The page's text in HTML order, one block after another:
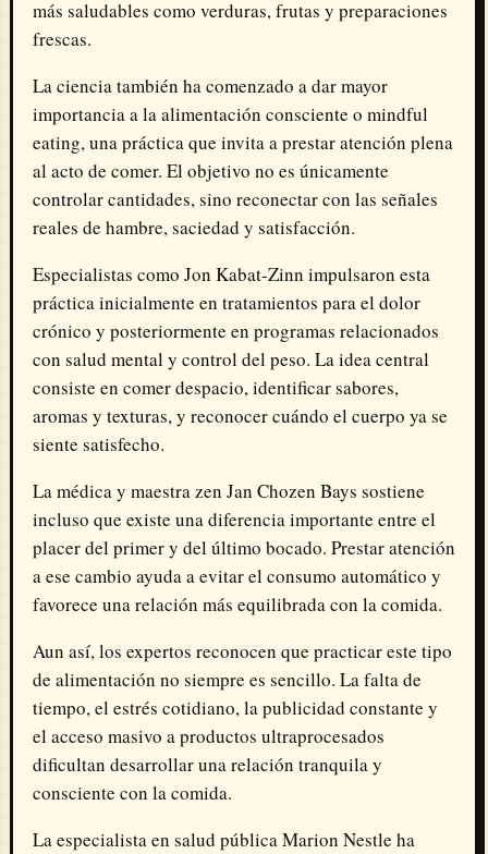
más saludables como verduras, frutas y preparaciones
frescas.
La ciencia también ha comenzado a dar mayor
importancia a la alimentación consciente o mindful
eating, una práctica que invita a prestar atención plena
al acto de comer. El objetivo no es únicamente
controlar cantidades, sino reconectar con las señales
reales de hambre, saciedad y satisfacción.
Especialistas como Jon Kabat-Zinn impulsaron esta
práctica inicialmente en tratamientos para el dolor
crónico y posteriormente en programas relacionados
con salud mental y control del peso. La idea central
consiste en comer despacio, identificar sabores,
aromas y texturas, y reconocer cuándo el cuerpo ya se
siente satisfecho.
La médica y maestra zen Jan Chozen Bays sostiene
incluso que existe una diferencia importante entre el
placer del primer y del último bocado. Prestar atención
a ese cambio ayuda a evitar el consumo automático y
favorece una relación más equilibrada con la comida.
Aun así, los expertos reconocen que practicar este tipo
de alimentación no siempre es sencillo. La falta de
tiempo, el estrés cotidiano, la publicidad constante y
el acceso masivo a productos ultraprocesados
dificultan desarrollar una relación tranquila y
consciente con la comida.
La especialista en salud públicaMarion Nestle ha